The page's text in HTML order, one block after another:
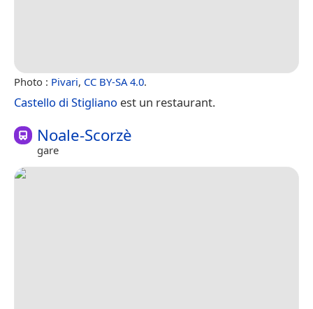
Photo : Pivari, CC BY-SA 4.0.
Castello di Stigliano est un restaurant.
Noale-Scorzè
gare